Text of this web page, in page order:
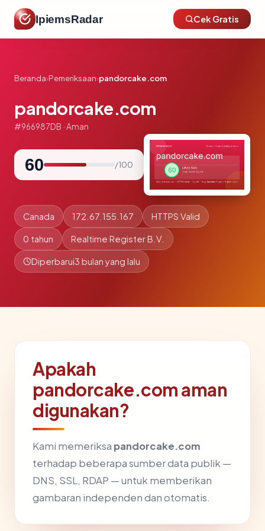
IpiemsRadar Cek Gratis
Beranda›Pemeriksaan›pandorcake.com
pandorcake.com
#966987DB · Aman
60 / 100
Canada 172.67.155.167 HTTPS Valid
0 tahun Realtime Register B.V.
Diperbarui3 bulan yang lalu
Apakah
pandorcake.com aman
digunakan?
Kami memeriksa pandorcake.com
terhadap beberapa sumber data publik —
DNS, SSL, RDAP — untuk memberikan
gambaran independen dan otomatis.